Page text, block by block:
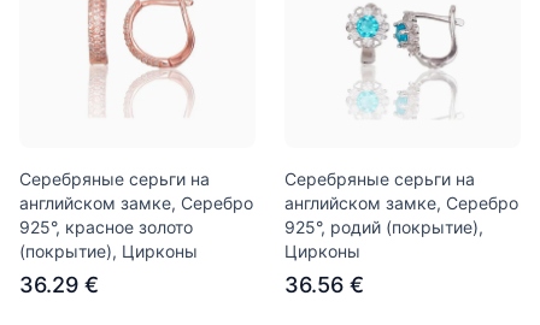
Серебряные серьги на
английском замке, Серебро
925°, красное золото
(покрытие), Цирконы
36.29 €
Серебряные серьги на
английском замке, Серебро
925°, родий (покрытие),
Цирконы
36.56 €